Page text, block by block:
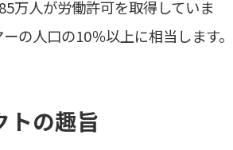
万人が労働許可を取得していま
の人口の10％以上に相当します。
トの趣旨